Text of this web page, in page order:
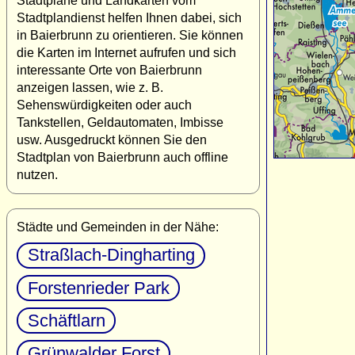
Stadtplandienst helfen Ihnen dabei, sich
in Baierbrunn zu orientieren. Sie können
die Karten im Internet aufrufen und sich
interessante Orte von Baierbrunn
anzeigen lassen, wie z. B.
Sehenswürdigkeiten oder auch
Tankstellen, Geldautomaten, Imbisse
usw. Ausgedruckt können Sie den
Stadtplan von Baierbrunn auch offline
nutzen.
Städte und Gemeinden in der Nähe:
Straßlach-Dingharting
Forstenrieder Park
Schäftlarn